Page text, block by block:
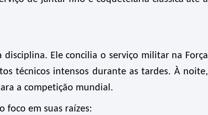
Ele concilia o serviço militar na Força
técnicos intensos durante as tardes. À noite,
a competição mundial.
foco em suas raízes: